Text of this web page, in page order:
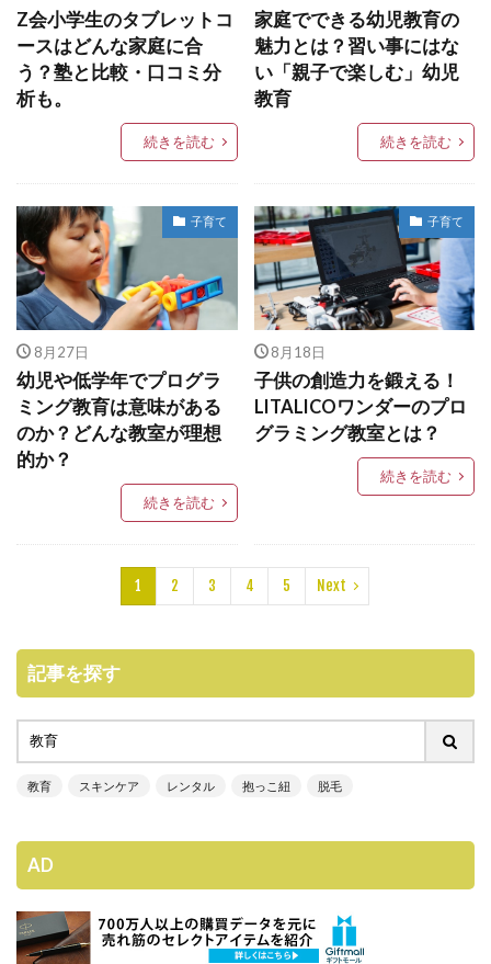
Z会小学生のタブレットコ
ースはどんな家庭に合
う？塾と比較・口コミ分
析も。
続きを読む
家庭でできる幼児教育の
魅力とは？習い事にはな
い「親子で楽しむ」幼児
教育
続きを読む
子育て
8月27日
幼児や低学年でプログラ
ミング教育は意味がある
のか？どんな教室が理想
的か？
続きを読む
子育て
8月18日
子供の創造力を鍛える！
LITALICOワンダーのプロ
グラミング教室とは？
続きを読む
1 2 3 4 5 Next
記事を探す
教育 スキンケア レンタル 抱っこ紐 脱毛
AD